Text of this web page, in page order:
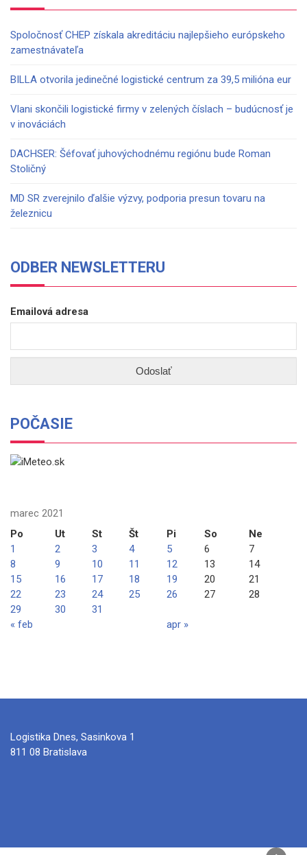
Spoločnosť CHEP získala akreditáciu najlepšieho európskeho
zamestnávateľa
BILLA otvorila jedinečné logistické centrum za 39,5 milióna eur
Vlani skončili logistické firmy v zelených číslach – budúcnosť je
v inováciách
DACHSER: Šéfovať juhovýchodnému regiónu bude Roman
Stoličný
MD SR zverejnilo ďalšie výzvy, podporia presun tovaru na
železnicu
ODBER NEWSLETTERU
Emailová adresa
POČASIE
marec 2021
Po
Ut St Št Pi So Ne
« feb apr »
1 2 3 4 5 6
7
8
9 10 11 12 13
14
15
16 17 18 19 20
21
22
23 24 25 26 27
28
29
30 31
Logistika Dnes, Sasinkova 1
811 08 Bratislava